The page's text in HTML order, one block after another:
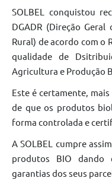
SOLBEL conquistou
DGADR (Direção
Rural) de acordo com o
qualidade de
Agricultura e Produção
Este é certamente,
de que os produtos
forma controlada e
A SOLBEL cumpre
produtos BIO dando
garantias dos seus